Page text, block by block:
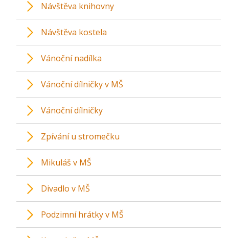
Návštěva knihovny
Návštěva kostela
Vánoční nadílka
Vánoční dílničky v MŠ
Vánoční dílničky
Zpívání u stromečku
Mikuláš v MŠ
Divadlo v MŠ
Podzimní hrátky v MŠ